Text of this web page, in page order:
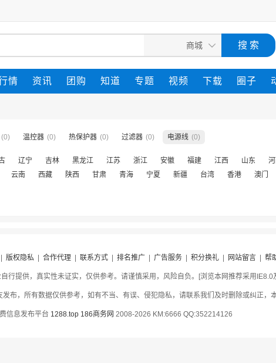
情 资讯 团购 知道 专题 视频 下载 圈子
(0) 温控器 (0) 热保护器 (0) 过滤器 (0) 电源线 (0)
辽宁 吉林 黑龙江 江苏 浙江 安徽 福建 江西 山东
云南 西藏 陕西 甘肃 青海 宁夏 新疆 台湾 香港 澳门
版权隐私| 合作代理| 联系方式| 排名推广| 广告服务| 积分换礼| 网站留言| 帮
行提供，真实性未证实，仅供参考。请谨慎采用，风险自负。[浏览本网推荐采用IE8.0
布，所有数据仅供参考，如有不当、有误、侵犯隐私，请联系我们及时删除或纠正，
信息发布平台 1288.top 186商务网 2008-2026 KM:6666 QQ:352214126